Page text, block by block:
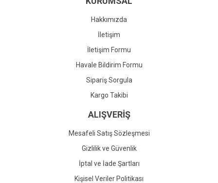
Gönder
Hakkımızda
İletişim
İletişim Formu
Havale Bildirim Formu
Sipariş Sorgula
Kargo Takibi
ALIŞVERİŞ
Mesafeli Satış Sözleşmesi
Gizlilik ve Güvenlik
İptal ve İade Şartları
Kişisel Veriler Politikası